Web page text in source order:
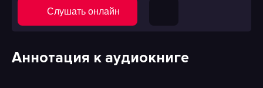
Слушать онлайн
Аннотация к аудиокниге